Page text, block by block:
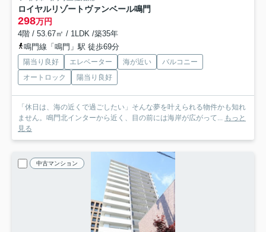
ロイヤルリゾートヴァンベール鳴門
298万円
4階 / 53.67㎡ / 1LDK /築35年
鳴門線「鳴門」駅 徒歩69分
陽当り良好 エレベーター 海が近い
バルコニー
オートロック
陽当り良好
「休日は、海の近くで過ごしたい」そんな夢を叶えられる物件かも知れ
ません。鳴門北インターから近く、目の前には海岸が広がって... もっと
見る
中古マンション